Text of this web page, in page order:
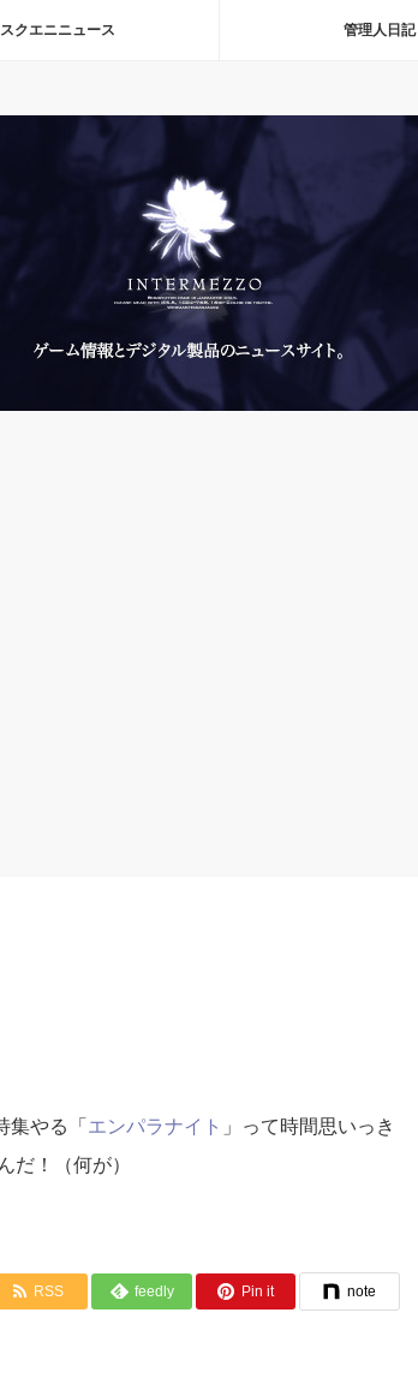
スクエニニュース 管理人日記
集やる「 エンパラナイト 」って時間思いっき
だ！（何が）
RSS feedly Pin it note